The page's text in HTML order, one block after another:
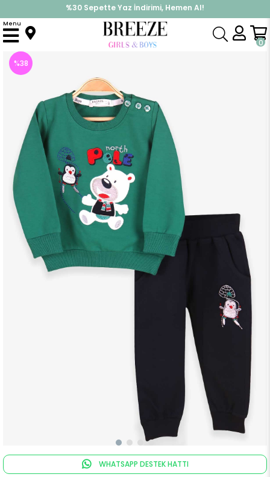
%30 Sepette Yaz İndirimi, Hemen Al!
İndirimlere ek %10 İndirimi Kap, Hemen Üye Ol!
0
Menu
Anasayfa Takımlar Eşofman Takım Erkek Bebek Eşofman Takımı Kuzey Kutbu Nakışlı Yeşil (9 Ay)
%38
WHATSAPP DESTEK HATTI